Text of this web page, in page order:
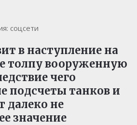
соцсети
в наступление на
толпу вооруженную
чего
подсчеты танков и
не
значение